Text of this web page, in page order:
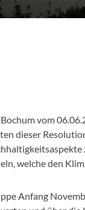
vom
dieser
welche den
Anfang